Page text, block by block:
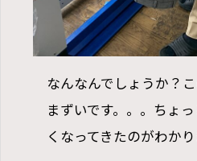
なんなんでしょうか？
まずいです。。。ちょ
くなってきたのがわかり